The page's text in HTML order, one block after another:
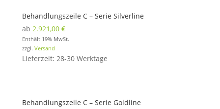
Behandlungszeile C – Serie Silverline
ab 2.921,00 €
Enthält 19% MwSt.
zzgl. Versand
Lieferzeit: 28-30 Werktage
Behandlungszeile C – Serie Goldline